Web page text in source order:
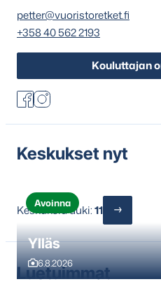
petter@vuoristoretket.fi
+358 40 562 2193
Kouluttajan
Hyppää
karusellisisällön
seuraavaan
sisältöön
Keskukset nyt
Ylläs
6.8.2026
Avoinna
Keskuksia auki:11
Luetuimmat